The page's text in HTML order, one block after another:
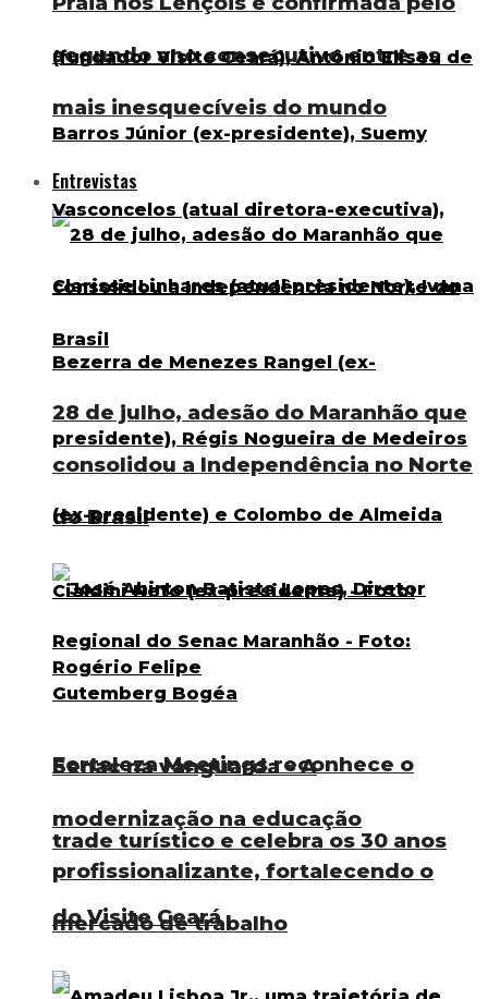
segundo ano consecutivo entre as
mais inesquecíveis do mundo
Entrevistas
28 de julho, adesão do Maranhão que
consolidou a Independência no Norte
do Brasil
Senac na vanguarda – A
modernização na educação
profissionalizante, fortalecendo o
mercado de trabalho
Fortaleza Meetings reconhece o
trade turístico e celebra os 30 anos
do Visite Ceará